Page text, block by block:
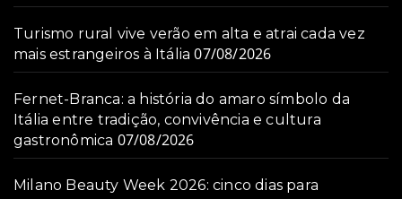
Turismo rural vive verão em alta e atrai cada vez
mais estrangeiros à Itália 07/08/2026
Fernet-Branca: a história do amaro símbolo da
Itália entre tradição, convivência e cultura
gastronômica 07/08/2026
Milano Beauty Week 2026: cinco dias para